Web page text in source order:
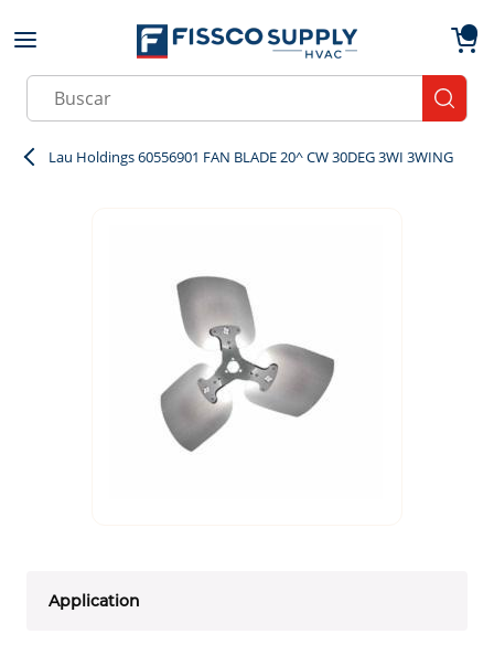
Skip to main content
Site Search
Lau Holdings 60556901 FAN BLADE 20^ CW 30DEG 3WI 3WING
Application